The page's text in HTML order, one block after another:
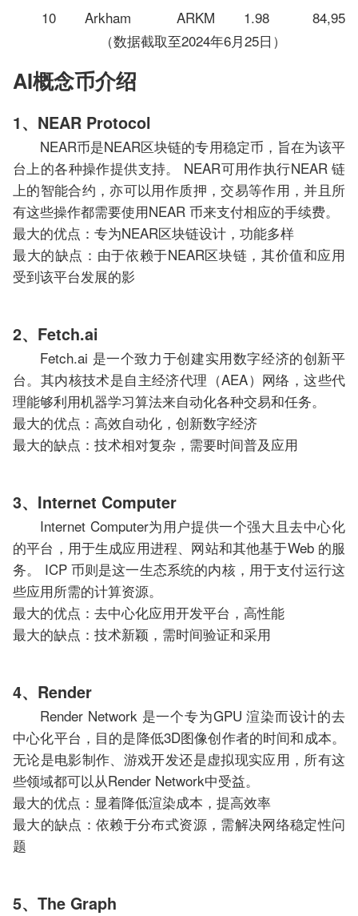
10
Arkham ARKM 1.98
（数据截取至2024年6月25日）
AI概念币介绍
1、NEAR Protocol
NEAR币是NEAR区块链的专用稳定币，旨在为该平
台上的各种操作提供支持。 NEAR可用作执行NEAR 链
上的智能合约，亦可以用作质押，交易等作用，并且所
有这些操作都需要使用NEAR 币来支付相应的手续费。
最大的优点：专为NEAR区块链设计，功能多样
最大的缺点：由于依赖于NEAR区块链，其价值和应用
受到该平台发展的影
2、Fetch.ai
Fetch.ai 是一个致力于创建实用数字经济的创新平
台。其内核技术是自主经济代理（AEA）网络，这些代
理能够利用机器学习算法来自动化各种交易和任务。
最大的优点：高效自动化，创新数字经济
最大的缺点：技术相对复杂，需要时间普及应用
3、Internet Computer
Internet Computer为用户提供一个强大且去中心化
的平台，用于生成应用进程、网站和其他基于Web 的服
务。 ICP 币则是这一生态系统的内核，用于支付运行这
些应用所需的计算资源。
最大的优点：去中心化应用开发平台，高性能
最大的缺点：技术新颖，需时间验证和采用
4、Render
Render Network 是一个专为GPU 渲染而设计的去
中心化平台，目的是降低3D图像创作者的时间和成本。
无论是电影制作、游戏开发还是虚拟现实应用，所有这
些领域都可以从Render Network中受益。
最大的优点：显着降低渲染成本，提高效率
最大的缺点：依赖于分布式资源，需解决网络稳定性问
题
5、The Graph